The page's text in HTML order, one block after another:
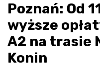
Poznań: Od
wyższe
A2 na trasie
Konin